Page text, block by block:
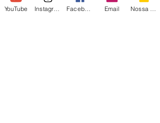
he-man
YouTube Email